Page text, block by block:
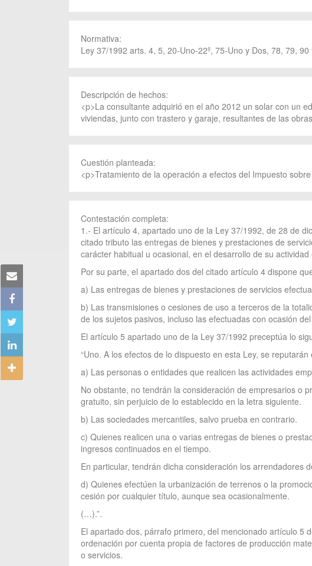
Normativa:
Ley 37/1992 arts. 4, 5, 20-Uno-22º, 75-Uno y Dos, 78, 79, 90
Descripción de hechos:
<p>La consultante adquirió en el año 2012 un solar con un
viviendas, junto con trastero y garaje, resultantes de las
Cuestión planteada:
<p>Tratamiento de la operación a efectos del Impuesto
Contestación completa:
1.- El artículo 4, apartado uno de la Ley 37/1992, de 28 de
citado tributo las entregas de bienes y prestaciones de
carácter habitual u ocasional, en el desarrollo de su
Por su parte, el apartado dos del citado artículo 4 dispone
a) Las entregas de bienes y prestaciones de servicios
b) Las transmisiones o cesiones de uso a terceros de la
de los sujetos pasivos, incluso las efectuadas con ocasión
El artículo 5 apartado uno de la Ley 37/1992 preceptúa lo
“Uno. A los efectos de lo dispuesto en esta Ley, se
a) Las personas o entidades que realicen las actividades
No obstante, no tendrán la consideración de empresarios o
gratuito, sin perjuicio de lo establecido en la letra siguiente.
b) Las sociedades mercantiles, salvo prueba en contrario.
c) Quienes realicen una o varias entregas de bienes o
ingresos continuados en el tiempo.
En particular, tendrán dicha consideración los arrendadores
d) Quienes efectúen la urbanización de terrenos o la
cesión por cualquier título, aunque sea ocasionalmente.
(…).”.
El apartado dos, párrafo primero, del mencionado artículo 5
ordenación por cuenta propia de factores de producción
o servicios.